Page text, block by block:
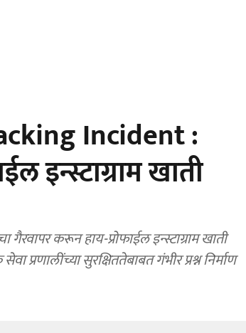
Incident :
इन्स्टाग्राम खाती
करून हाय-प्रोफाईल इन्स्टाग्राम खाती
प्रणालींच्या सुरक्षिततेबाबत गंभीर प्रश्न निर्माण